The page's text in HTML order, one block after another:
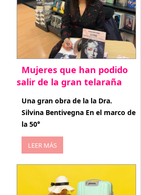
Mujeres que han podido
salir de la gran telaraña
abril 29, 2026
Una gran obra de la la Dra.
Silvina Bentivegna En el marco de
la 50°
LEER MÁS